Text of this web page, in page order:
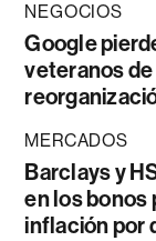
NEGOCIOS
Google
veteranos
MERCADOS
Barclays y
en los bonos
inflación por